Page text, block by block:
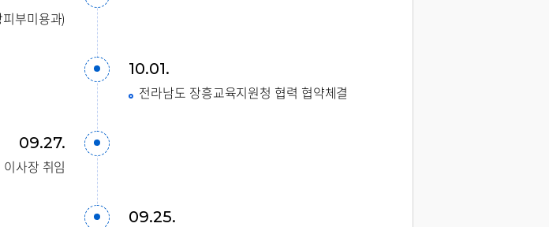
부미용과)
10.01.
전라남도 장흥교육지원청 협력 협약체결
09.27.
사장 취임
09.25.